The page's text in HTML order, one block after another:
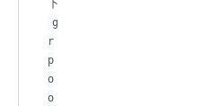
下
g
r
p
o
o